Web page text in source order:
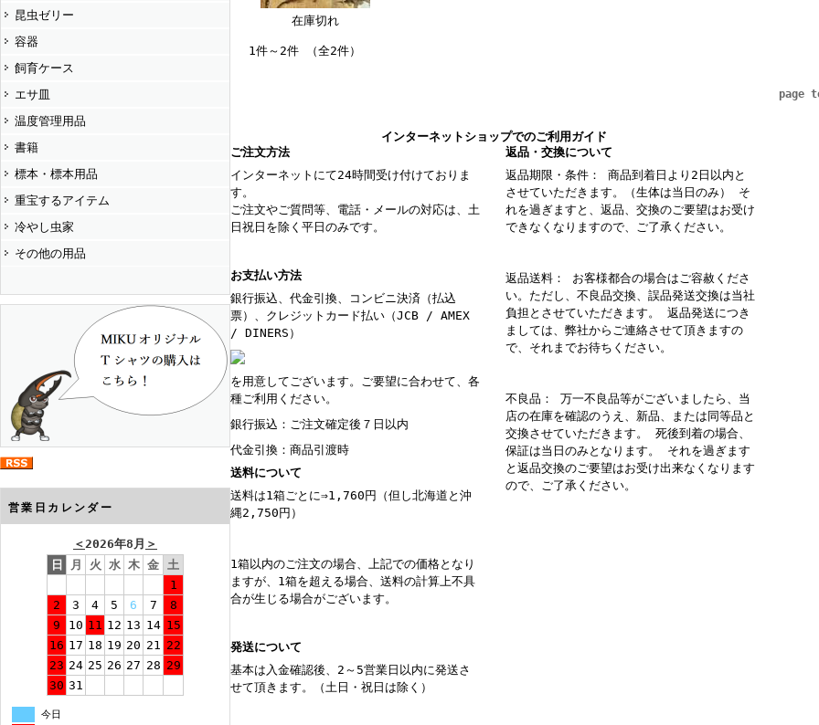
昆虫ゼリー
容器
飼育ケース
エサ皿
温度管理用品
書籍
標本・標本用品
重宝するアイテム
冷やし虫家
その他の用品
営業日カレンダー
＜2026年8月 ＞
日
月 火 水 木 金 土
1
2
3 4 5 6 7
8
9
10 11 12 13 14 15
16 17 18 19 20 21 22
23 24 25 26 27 28 29
30 31
今日
在庫切れ
1件～2件 （全2件）
page
インターネットショップでのご利用ガイド
ご注文方法
インターネットにて24時間受け付けておりま
す。
ご注文やご質問等、電話・メールの対応は、土
日祝日を除く平日のみです。
お支払い方法
銀行振込、代金引換、コンビニ決済（払込
票）、クレジットカード払い（JCB / AMEX
/ DINERS）
を用意してございます。ご要望に合わせて、各
種ご利用ください。
銀行振込：ご注文確定後７日以内
代金引換：商品引渡時
送料について
送料は1箱ごとに⇒1,760円（但し北海道と沖
縄2,750円）
1箱以内のご注文の場合、上記での価格となり
ますが、1箱を超える場合、送料の計算上不具
合が生じる場合がございます。
発送について
基本は入金確認後、2～5営業日以内に発送さ
せて頂きます。（土日・祝日は除く）
返品・交換について
返品期限・条件： 商品到着日より2日以内と
させていただきます。（生体は当日のみ） そ
れを過ぎますと、返品、交換のご要望はお受け
できなくなりますので、ご了承ください。
返品送料： お客様都合の場合はご容赦くださ
い。ただし、不良品交換、誤品発送交換は当社
負担とさせていただきます。 返品発送につき
ましては、弊社からご連絡させて頂きますの
で、それまでお待ちください。
不良品： 万一不良品等がございましたら、当
店の在庫を確認のうえ、新品、または同等品と
交換させていただきます。 死後到着の場合、
保証は当日のみとなります。 それを過ぎます
と返品交換のご要望はお受け出来なくなります
ので、ご了承ください。